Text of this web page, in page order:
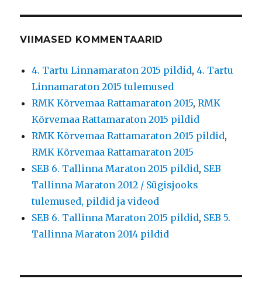
VIIMASED KOMMENTAARID
4. Tartu Linnamaraton 2015 pildid,4. Tartu
Linnamaraton 2015 tulemused
RMK Kõrvemaa Rattamaraton 2015,RMK
Kõrvemaa Rattamaraton 2015 pildid
RMK Kõrvemaa Rattamaraton 2015 pildid,
RMK Kõrvemaa Rattamaraton 2015
SEB 6. Tallinna Maraton 2015 pildid, SEB
Tallinna Maraton 2012 / Sügisjooks
tulemused, pildid ja videod
SEB 6. Tallinna Maraton 2015 pildid, SEB 5.
Tallinna Maraton 2014 pildid